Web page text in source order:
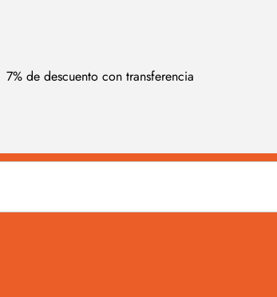
7% de descuento con transferencia